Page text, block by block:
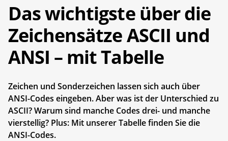
Das wichtigste über die
Zeichensätze ASCII und
ANSI – mit Tabelle
Zeichen und Sonderzeichen lassen sich auch über
ANSI-Codes eingeben. Aber was ist der Unterschied zu
ASCII? Warum sind manche Codes drei- und manche
vierstellig? Plus: Mit unserer Tabelle finden Sie die
ANSI-Codes.